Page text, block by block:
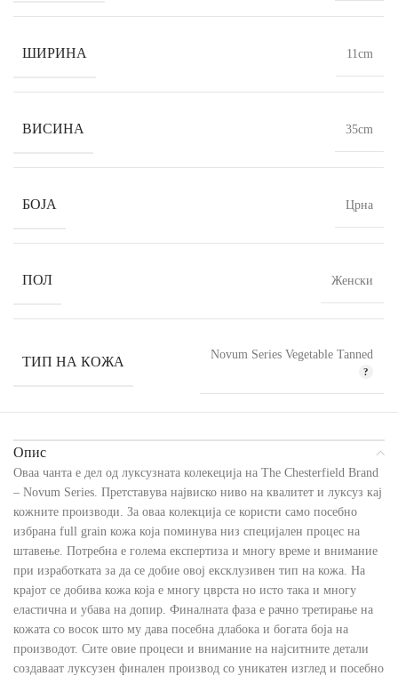
ШИРИНА 11cm
ВИСИНА 35cm
БОЈА Црна
ПОЛ Женски
ТИП НА КОЖА Novum Series Vegetable Tanned
Опис
Оваа чанта е дел од луксузната колекеција на The Chesterfield Brand
– Novum Series. Претставува највиско ниво на квалитет и луксуз кај
кожните производи. За оваа колекција се користи само посебно
избрана full grain кожа која поминува низ специјален процес на
штавење. Потребна е голема експертиза и многу време и внимание
при изработката за да се добие овој ексклузивен тип на кожа. На
крајот се добива кожа која е многу цврста но исто така и многу
еластична и убава на допир. Финалната фаза е рачно третирање на
кожата со восок што му дава посебна длабока и богата боја на
производот. Сите овие процеси и внимание на најситните детали
создаваат луксузен финален производ со уникатен изглед и посебно